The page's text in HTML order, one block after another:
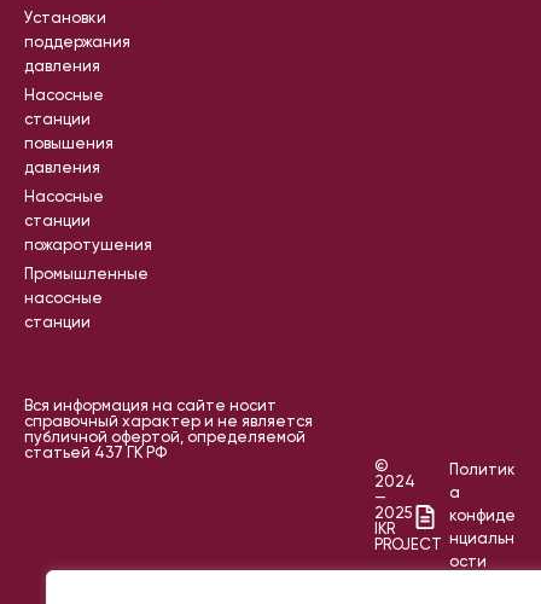
Установки
поддержания
давления
Насосные
станции
повышения
давления
Насосные
станции
пожаротушения
Промышленные
насосные
станции
Вся информация на сайте носит
справочный характер и не является
публичной офертой, определяемой
статьей 437 ГК РФ
©
2024
—
2025
IKR
PROJECT
Политик
а
конфиде
нциальн
ости